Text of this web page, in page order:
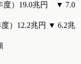
度）19.0兆円 ▼ 7.0
度）12.2兆円 ▼ 6.2兆